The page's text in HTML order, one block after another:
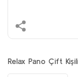
Relax Pano Çift